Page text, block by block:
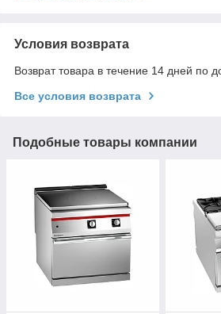
Условия возврата
Возврат товара в течение 14 дней по
Все условия возврата
Подобные товары компании